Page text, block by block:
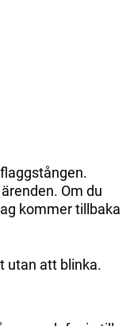
Om du
kommer tillbaka
utan att blinka.